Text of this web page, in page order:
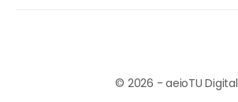
© 2026 - aeioTU Digital